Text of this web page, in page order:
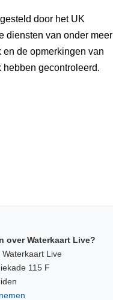
door het UK
diensten van onder meer
de opmerkingen van
gecontroleerd.
over Waterkaart Live?
Live
115 F